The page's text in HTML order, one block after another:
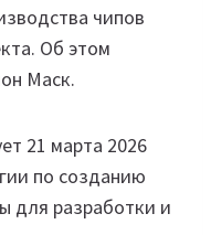
чипов
Об этом
Маск.
21 марта 2026
по созданию
для разработки и